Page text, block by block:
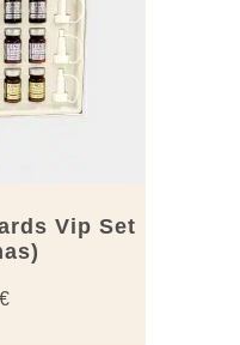
Vip Set
€